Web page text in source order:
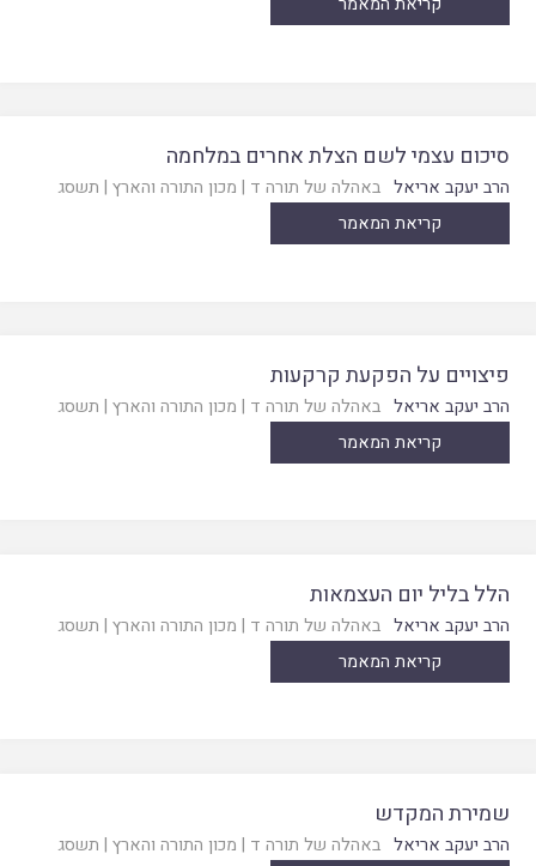
סיכום עצמי לשם הצלת אחרים במלחמה
הרב יעקב אריאל באהלה של תורה ד | מכון התורה והארץ | תשסג
קריאת המאמר
פיצויים על הפקעת קרקעות
הרב יעקב אריאל באהלה של תורה ד | מכון התורה והארץ | תשסג
קריאת המאמר
הלל בליל יום העצמאות
הרב יעקב אריאל באהלה של תורה ד | מכון התורה והארץ | תשסג
קריאת המאמר
שמירת המקדש
הרב יעקב אריאל באהלה של תורה ד | מכון התורה והארץ | תשסג